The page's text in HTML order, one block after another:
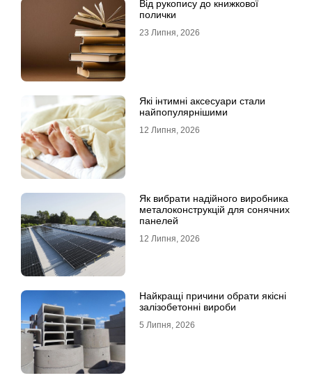
Від рукопису до книжкової
полички
23 Липня, 2026
Які інтимні аксесуари стали
найпопулярнішими
12 Липня, 2026
Як вибрати надійного виробника
металоконструкцій для сонячних
панелей
12 Липня, 2026
Найкращі причини обрати якісні
залізобетонні вироби
5 Липня, 2026